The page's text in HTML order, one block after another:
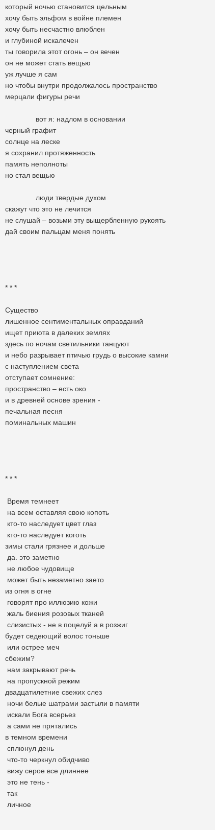
который ночью становится цельным
хочу быть эльфом в войне племен
хочу быть несчастно влюблен
и глубиной искалечен
ты говорила этот огонь – он вечен
он не может стать вещью
уж лучше я сам
но чтобы внутри продолжалось пространство
мерцали фигуры речи
вот я: надлом в основании
черный графит
солнце на леске
я сохранил протяженность
память неполноты
но стал вещью
люди твердые духом
скажут что это не лечится
не слушай – возьми эту выщербленную рукоять
дай своим пальцам меня понять
* * *
Существо
лишенное сентиментальных оправданий
ищет приюта в далеких землях
здесь по ночам светильники танцуют
и небо разрывает птичью грудь о высокие камни
с наступлением света
отступает сомнение:
пространство – есть око
и в древней основе зрения -
печальная песня
поминальных машин
* * *
Время темнеет
на всем оставляя свою копоть
кто-то наследует цвет глаз
кто-то наследует коготь
зимы стали грязнее и дольше
да. это заметно
не любое чудовище
может быть незаметно заето
из огня в огне
говорят про иллюзию кожи
жаль биения розовых тканей
слизистых - не в поцелуй а в розжиг
будет седеющий волос тоньше
или острее меч
сбежим?
нам закрывают речь
на пропускной режим
двадцатилетние свежих слез
ночи белые шатрами застыли в памяти
искали Бога всерьез
а сами не прятались
в темном времени
сплюнул день
что-то черкнул обидчиво
вижу серое все длиннее
это не тень -
так
личное